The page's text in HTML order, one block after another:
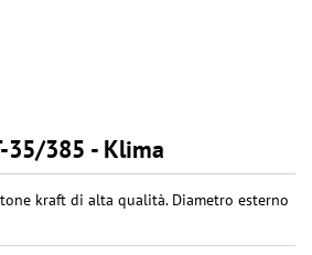
35/385 - Klima
kraft di alta qualità. Diametro esterno